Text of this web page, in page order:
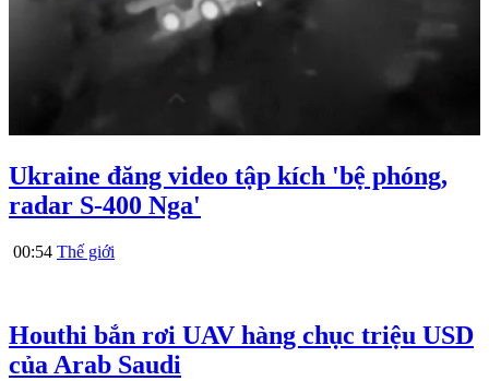
Ukraine đăng video tập kích 'bệ phóng,
radar S-400 Nga'
00:54 Thế giới
Houthi bắn rơi UAV hàng chục triệu USD
của Arab Saudi